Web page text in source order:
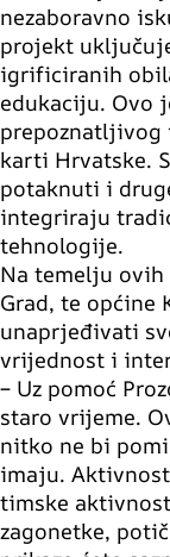
nezaboravno
projekt
igrificiranih
edukaciju. Ovo
karti Hrvatske.
potaknuti i
integriraju
tehnologije.
Na temelju ovih
Grad, te općine
unaprjeđivati
vrijednost i
– Uz pomoć
staro vrijeme.
nitko ne bi
imaju.
timske
zagonetke,